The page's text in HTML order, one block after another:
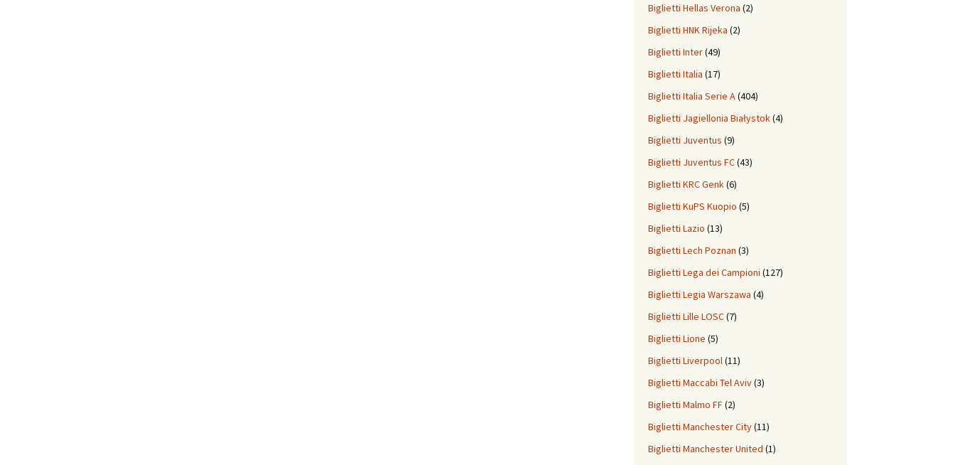
Biglietti Hellas Verona (2)
Biglietti HNK Rijeka (2)
Biglietti Inter(49)
Biglietti Italia (17)
Biglietti Italia Serie A(404)
Biglietti Jagiellonia Białystok(4)
Biglietti Juventus (9)
Biglietti Juventus FC(43)
Biglietti KRC Genk(6)
Biglietti KuPS Kuopio (5)
Biglietti Lazio (13)
Biglietti Lech Poznan (3)
Biglietti Lega dei Campioni (127)
Biglietti Legia Warszawa (4)
Biglietti Lille LOSC(7)
Biglietti Lione (5)
Biglietti Liverpool(11)
Biglietti Maccabi Tel Aviv(3)
Biglietti Malmo FF(2)
Biglietti Manchester City(11)
Biglietti Manchester United (1)